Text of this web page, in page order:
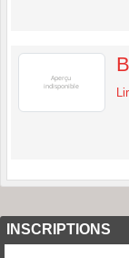
INSCRIPTIONS